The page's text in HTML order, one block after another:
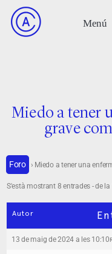
Miedo a tener
grave
Foro › Miedo a tener una
S'està mostrant 8 entrades - de
Autor
13 de maig de 2024 a les 10:10